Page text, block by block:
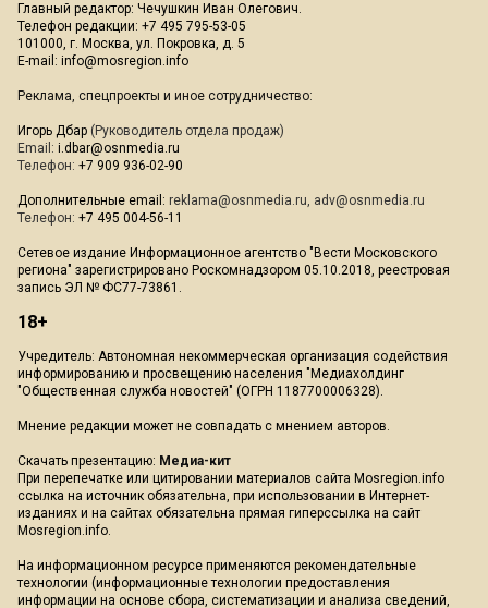
Главный редактор: Чечушкин Иван Олегович.
Телефон редакции: +7 495 795-53-05
101000, г. Москва, ул. Покровка, д. 5
E-mail: info@mosregion.info
Реклама, спецпроекты и иное сотрудничество:
Игорь Дбар (Руководитель отдела продаж)
Email: i.dbar@osnmedia.ru
Телефон: +7 909 936-02-90
Дополнительные email: reklama@osnmedia.ru, adv@osnmedia.ru
Телефон: +7 495 004-56-11
Сетевое издание Информационное агентство "Вести Московского
региона" зарегистрировано Роскомнадзором 05.10.2018, реестровая
запись ЭЛ № ФС77-73861.
18+
Учредитель: Автономная некоммерческая организация содействия
информированию и просвещению населения "Медиахолдинг
"Общественная служба новостей" (ОГРН 1187700006328).
Мнение редакции может не совпадать с мнением авторов.
Скачать презентацию: Медиа-кит
При перепечатке или цитировании материалов сайта Mosregion.info
ссылка на источник обязательна, при использовании в Интернет-
изданиях и на сайтах обязательна прямая гиперссылка на сайт
Mosregion.info.
На информационном ресурсе применяются рекомендательные
технологии (информационные технологии предоставления
информации на основе сбора, систематизации и анализа сведений,